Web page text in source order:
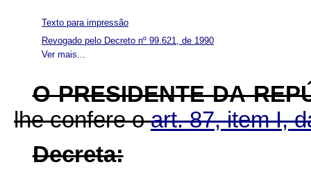
Ver mais...
Texto para impressão
Revogado pelo Decreto nº 99.621, de 1990
O PRESIDENTE DA
lhe confere oart. 87, item I,
Decreta: